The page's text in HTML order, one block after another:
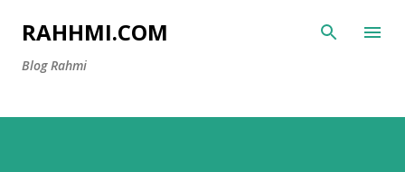
Langsung ke konten utama
RAHHMI.COM
Blog Rahmi